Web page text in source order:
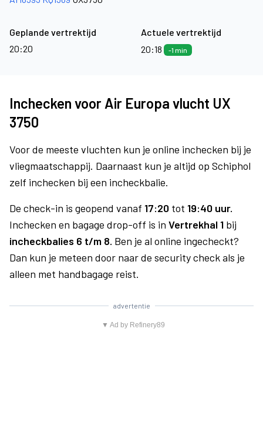
Geplande vertrektijd
20:20
Actuele vertrektijd
20:18
-1 min
Inchecken voor Air Europa vlucht UX
3750
Voor de meeste vluchten kun je online inchecken bij je
vliegmaatschappij. Daarnaast kun je altijd op Schiphol
zelf inchecken bij een incheckbalie.
De check-in is geopend vanaf 17:20 tot 19:40 uur.
Inchecken en bagage drop-off is in Vertrekhal 1 bij
incheckbalies 6 t/m 8. Ben je al online ingecheckt?
Dan kun je meteen door naar de security check als je
alleen met handbagage reist.
advertentie
▼ Ad by Refinery89